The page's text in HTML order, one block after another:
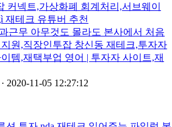
커넥트,가상화폐 회계처리,서브웨이
재테크 유튜버 추천
근무 아무것도 몰라도 본사에서 처음
원,직장인투잡 창신동 재테크,투자자
템,재택부업 영어 | 투자자 사이트,재
· 2020-11-05 12:27:12